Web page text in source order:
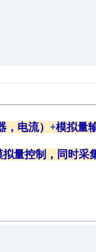
，电流）+模拟量
量控制，同时采